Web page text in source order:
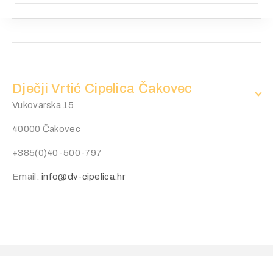
Dječji Vrtić Cipelica Čakovec
Vukovarska 15
40000 Čakovec
+385(0)40-500-797
Email:info@dv-cipelica.hr